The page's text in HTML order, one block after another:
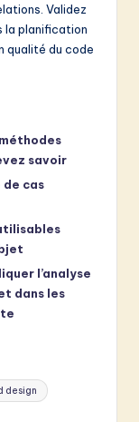
Validez
la planification
qualité du code
savoir
de cas
l’analyse
dans les
design